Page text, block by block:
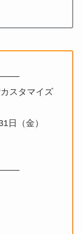
タマイズ
（金）